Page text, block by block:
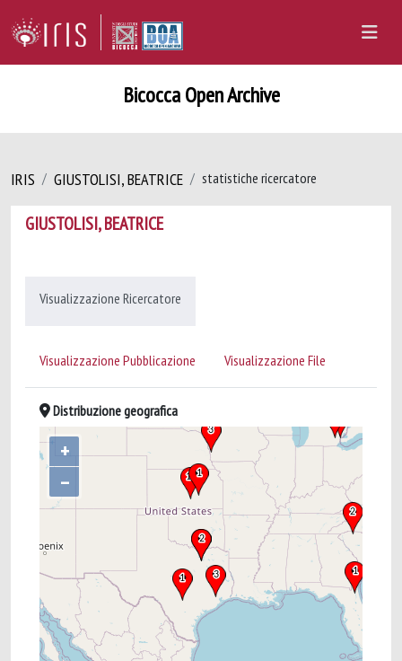
Bicocca Open Archive
IRIS GIUSTOLISI, BEATRICE statistiche ricercatore
GIUSTOLISI, BEATRICE
Visualizzazione Ricercatore
Visualizzazione Pubblicazione Visualizzazione File
Distribuzione geografica
+
–